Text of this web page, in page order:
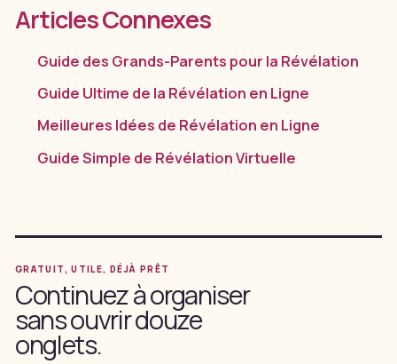
Articles Connexes
Guide des Grands-Parents pour la Révélation
Guide Ultime de la Révélation en Ligne
Meilleures Idées de Révélation en Ligne
Guide Simple de Révélation Virtuelle
GRATUIT, UTILE, DÉJÀ PRÊT
Continuez à organiser
sans ouvrir douze
onglets.